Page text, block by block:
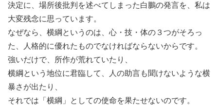
決定に、場所後批判を述べてしまった白鵬の発言を、私は
大変残念に思っています。
なぜなら、横綱というのは、心・技・体の３つがそろっ
た、人格的に優れたものでなければならないからです。
強いだけで、所作が荒れていたり、
横綱という地位に君臨して、人の助言も聞けないような横
暴さが出たり、
それでは「横綱」としての使命を果たせないのです。